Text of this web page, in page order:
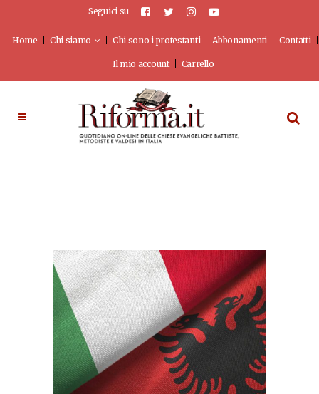
Seguici su
Home Chi siamo Chi sono i protestanti Abbonamenti Contatti
Il mio account Carrello